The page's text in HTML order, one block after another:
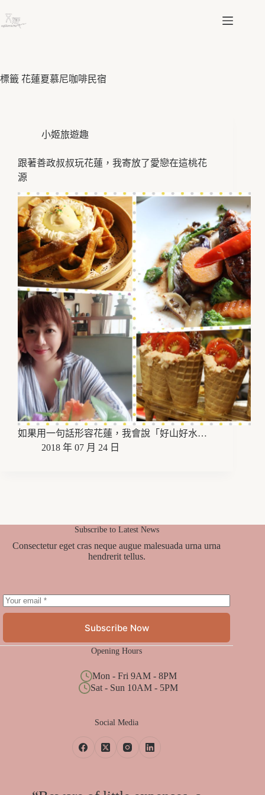
至
容
標籤 花蓮夏慕尼咖啡民宿
小姬旅遊趣
跟著善政叔叔玩花蓮，我寄放了愛戀在這桃花
源
如果用一句話形容花蓮，我會說「好山好水…
2018 年 07 月 24 日
Subscribe to Latest News
Consectetur eget cras neque augue malesuada urna urna
hendrerit tellus.
Subscribe Now
Opening Hours
Mon - Fri 9AM - 8PM
Sat - Sun 10AM - 5PM
Social Media